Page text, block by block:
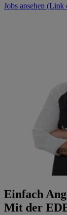
Jobs ansehen (Link
Einfach
Mit der